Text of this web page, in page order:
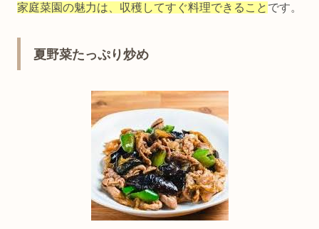
家庭菜園の魅力は、収穫してすぐ料理できること です。
夏野菜たっぷり炒め